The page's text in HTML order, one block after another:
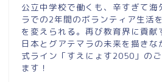
公立中学校で働くも、辛すぎて海
ラでの2年間のボランティア生活
を変えられる。再び教育界に貢献
日本とグアテマラの未来を描き
式ライン「すえにょす2050」の
ます！